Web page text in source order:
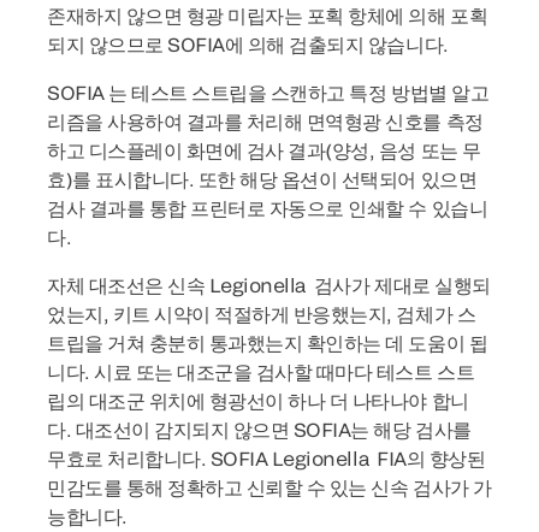
존재하지 않으면 형광 미립자는 포획 항체에 의해 포획
되지 않으므로 SOFIA에 의해 검출되지 않습니다.
SOFIA 는 테스트 스트립을 스캔하고 특정 방법별 알고
리즘을 사용하여 결과를 처리해 면역형광 신호를 측정
하고 디스플레이 화면에 검사 결과(양성, 음성 또는 무
효)를 표시합니다. 또한 해당 옵션이 선택되어 있으면
검사 결과를 통합 프린터로 자동으로 인쇄할 수 있습니
다.
자체 대조선은 신속 Legionella 검사가 제대로 실행되
었는지, 키트 시약이 적절하게 반응했는지, 검체가 스
트립을 거쳐 충분히 통과했는지 확인하는 데 도움이 됩
니다. 시료 또는 대조군을 검사할 때마다 테스트 스트
립의 대조군 위치에 형광선이 하나 더 나타나야 합니
다. 대조선이 감지되지 않으면 SOFIA는 해당 검사를
무효로 처리합니다. SOFIA Legionella FIA의 향상된
민감도를 통해 정확하고 신뢰할 수 있는 신속 검사가 가
능합니다.